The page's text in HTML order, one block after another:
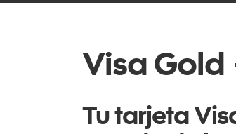
Visa Gold
Tu tarjeta